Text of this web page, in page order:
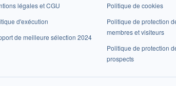
légales et CGU
d'exécution
de meilleure sélection 2024
Politique de cookies
Politique de protection
membres et visiteurs
Politique de protection
prospects